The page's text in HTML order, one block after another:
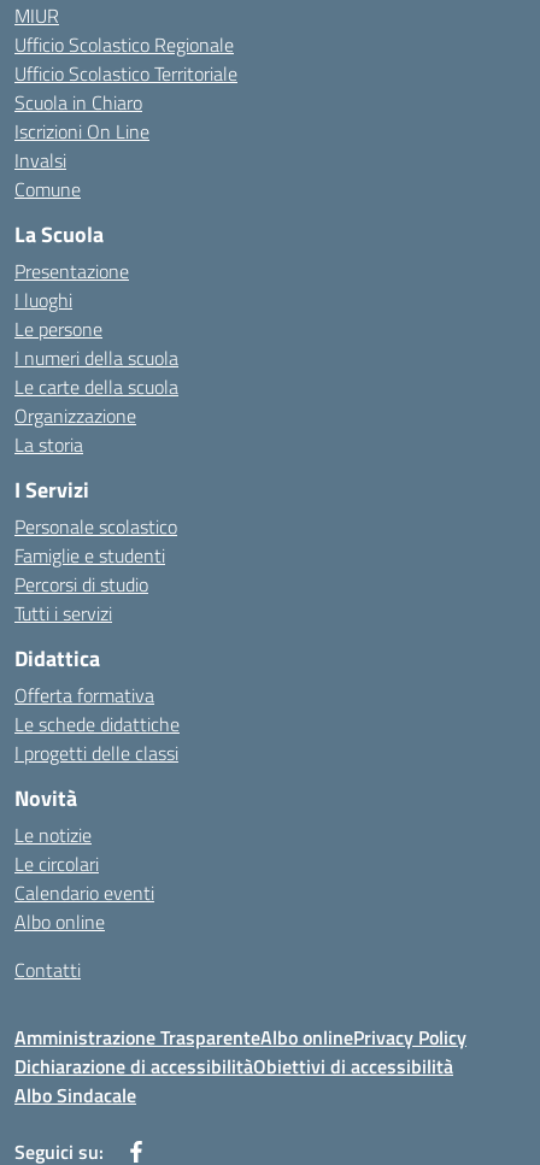
MIUR
Ufficio Scolastico Regionale
Ufficio Scolastico Territoriale
Scuola in Chiaro
Iscrizioni On Line
Invalsi
Comune
La Scuola
Presentazione
I luoghi
Le persone
I numeri della scuola
Le carte della scuola
Organizzazione
La storia
I Servizi
Personale scolastico
Famiglie e studenti
Percorsi di studio
Tutti i servizi
Didattica
Offerta formativa
Le schede didattiche
I progetti delle classi
Novità
Le notizie
Le circolari
Calendario eventi
Albo online
Contatti
Amministrazione TrasparenteAlbo onlinePrivacy Policy
Dichiarazione di accessibilitàObiettivi di accessibilità
Albo Sindacale
Seguici su: